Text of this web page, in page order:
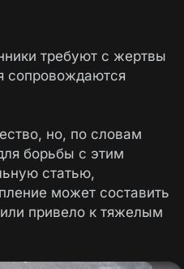
требуют с жертвы
сопровождаются
но, по словам
борьбы с этим
статью,
может составить
привело к тяжелым